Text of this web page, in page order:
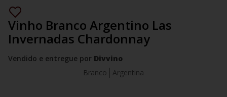
Vinho Branco Argentino Las
Invernadas Chardonnay
Vendido e entregue por Divvino
Branco
Argentina